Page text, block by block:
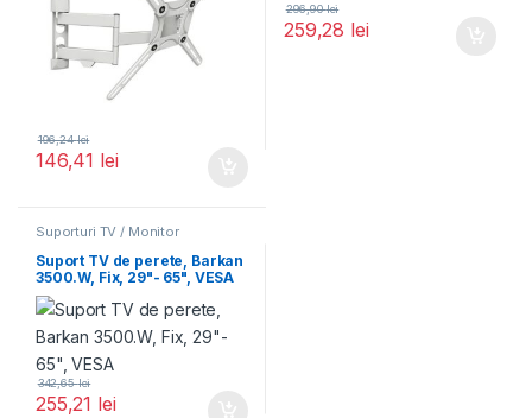
146,41 lei
196,24lei
259,28 lei
296,90lei
Suporturi TV / Monitor
Suport TV de perete, Barkan
3500.W, Fix, 29"- 65", VESA
255,21 lei
342,65lei